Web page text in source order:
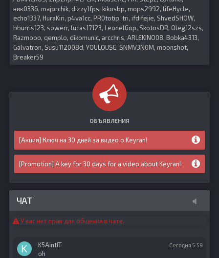
ник0336 majorchik dizzy1fps kikosbp mops2992 lifeHycle
echo1337 HuraKiri p4va1cc PR0totip tri ifdifejie ShvedSHOW
bburris123 sowerr lucas17123 LeonelGop SkotosDR Oleg12szs
Razmooo qemplo dikomunic arcchris ARLEKINO08 Bobka4313
Galvatron Susu112008d YOULOUSE SNMV3N0M moonshot
Breaker59
ОБЪЯВЛЕНИЯ
[Акция] Ключ на 30 дней за видео о Keyran!
[Promotion] A key for 30 days for a video about Keyran!
ЧАТ
У вас нет прав для общения в чате.
K5AintIT Сегодня 5:59
oh